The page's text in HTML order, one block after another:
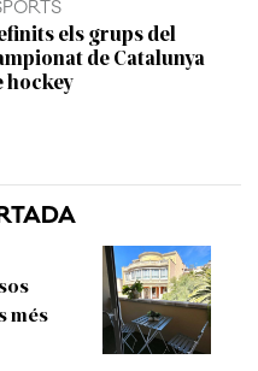
més
els grups del
de Catalunya
hockey